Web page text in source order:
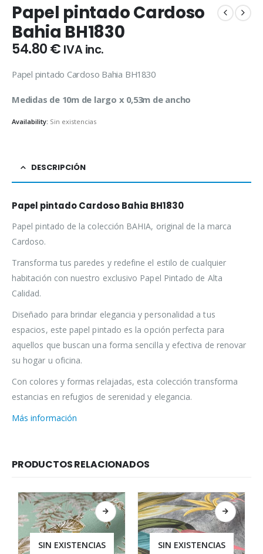
Papel pintado Cardoso
Bahia BH1830
54.80€ IVA inc.
Papel pintado Cardoso Bahia BH1830
Medidas de 10m de largo x 0,53m de ancho
Availability: Sin existencias
DESCRIPCIÓN
Papel pintado Cardoso Bahia BH1830
Papel pintado de la colección BAHIA, original de la marca
Cardoso.
Transforma tus paredes y redefine el estilo de cualquier
habitación con nuestro exclusivo Papel Pintado de Alta
Calidad.
Diseñado para brindar elegancia y personalidad a tus
espacios, este papel pintado es la opción perfecta para
aquellos que buscan una forma sencilla y efectiva de renovar
su hogar u oficina.
Con colores y formas relajadas, esta colección transforma
estancias en refugios de serenidad y elegancia.
Más información
PRODUCTOS RELACIONADOS
SIN EXISTENCIAS SIN EXISTENCIAS